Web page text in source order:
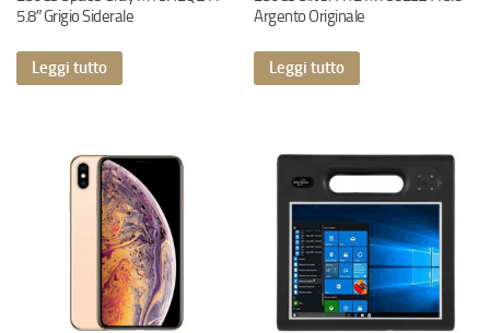
5.8″ Grigio Siderale
Leggi tutto
Argento Originale
Leggi tutto